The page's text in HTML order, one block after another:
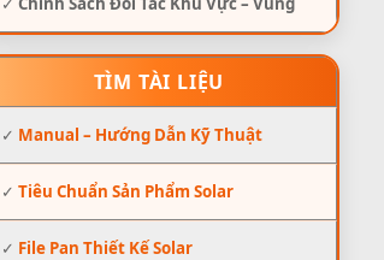
TÌM TÀI LIỆU
✓ Manual – Hướng Dẫn Kỹ Thuật
✓ Tiêu Chuẩn Sản Phẩm Solar
✓ File Pan Thiết Kế Solar